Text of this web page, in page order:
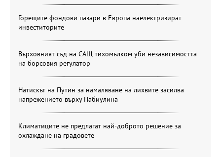
Горещите фондови пазари в Европа наелектризират
инвеститорите
Върховният съд на САЩ тихомълком уби независимостта
на борсовия регулатор
Натискът на Путин за намаляване на лихвите засилва
напрежението върху Набиулина
Климатиците не предлагат най-доброто решение за
охлаждане на градовете